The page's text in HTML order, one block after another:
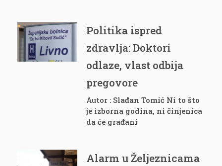
Politika ispred
zdravlja: Doktori
odlaze, vlast odbija
pregovore
Autor : Slađan Tomić Ni to što
je izborna godina, ni činjenica
da će građani
Alarm u Željeznicama